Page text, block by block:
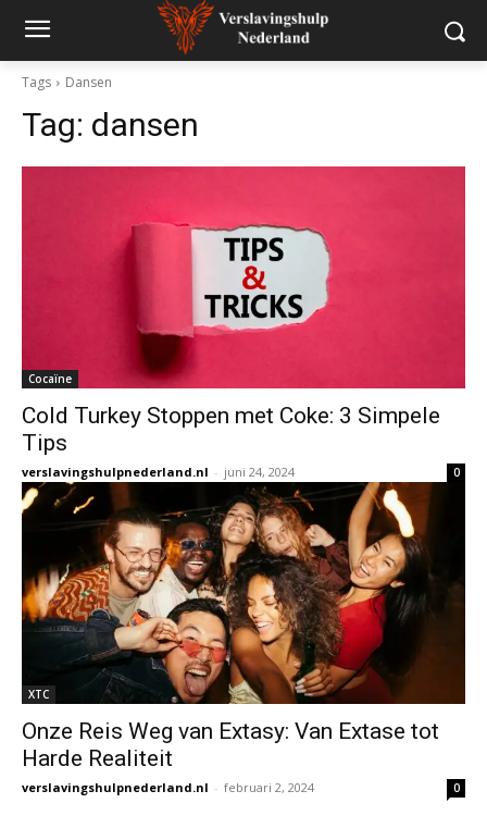
Tags Dansen
Tag: dansen
Cocaïne
Cold Turkey Stoppen met Coke: 3 Simpele
Tips
verslavingshulpnederland.nl - juni 24, 2024 0
XTC
Onze Reis Weg van Extasy: Van Extase tot
Harde Realiteit
verslavingshulpnederland.nl - februari 2, 2024 0